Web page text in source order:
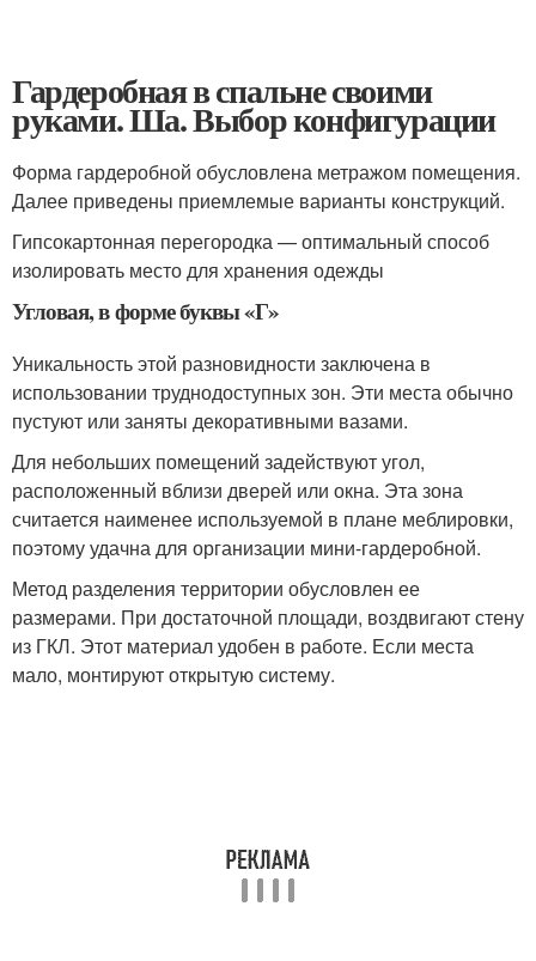
Гардеробная в спальне своими
руками. Ша. Выбор конфигурации
Форма гардеробной обусловлена метражом помещения.
Далее приведены приемлемые варианты конструкций.
Гипсокартонная перегородка — оптимальный способ
изолировать место для хранения одежды
Угловая, в форме буквы «Г»
Уникальность этой разновидности заключена в
использовании труднодоступных зон. Эти места обычно
пустуют или заняты декоративными вазами.
Для небольших помещений задействуют угол,
расположенный вблизи дверей или окна. Эта зона
считается наименее используемой в плане меблировки,
поэтому удачна для организации мини-гардеробной.
Метод разделения территории обусловлен ее
размерами. При достаточной площади, воздвигают стену
из ГКЛ. Этот материал удобен в работе. Если места
мало, монтируют открытую систему.